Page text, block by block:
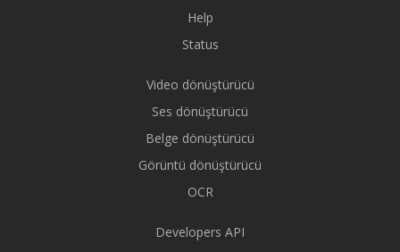
Help
Status
Video dönüştürücü
Ses dönüştürücü
Belge dönüştürücü
Görüntü dönüştürücü
OCR
Developers API